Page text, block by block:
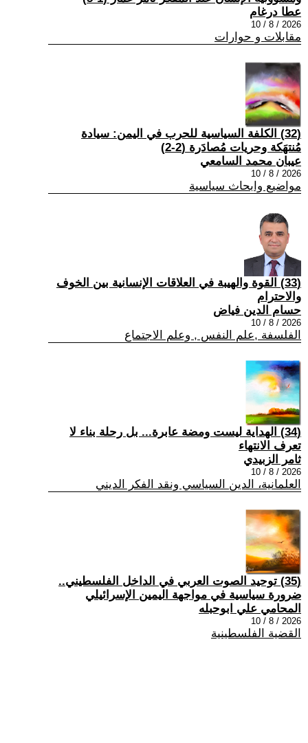
عطا درغام
2026 / 8 / 10
مقابلات و حوارات
(32) الكلفة السياسية للحرب في اليمن: سيادة
مُنتهَكة وحريات مُصادَرة (2-2)
عيبان محمد السامعي
2026 / 8 / 10
مواضيع وابحاث سياسية
(33) القوة والهيبة في العلاقات الإنسانية بين الخوف
والاحترام
حسام الدين فياض
2026 / 8 / 10
الفلسفة ,علم النفس , وعلم الاجتماع
(34) الهداية ليست ومضة عابرة... بل رحلة بناء لا
تعرف الانتهاء
ثامر الزبيدي
2026 / 8 / 10
العلمانية، الدين السياسي ونقد الفكر الديني
(35) توحيد الصوت العربي في الداخل الفلسطيني..
ضرورة سياسية في مواجهة اليمين الإسرائيلي
المحامي علي ابوحبله
2026 / 8 / 10
القضية الفلسطينية